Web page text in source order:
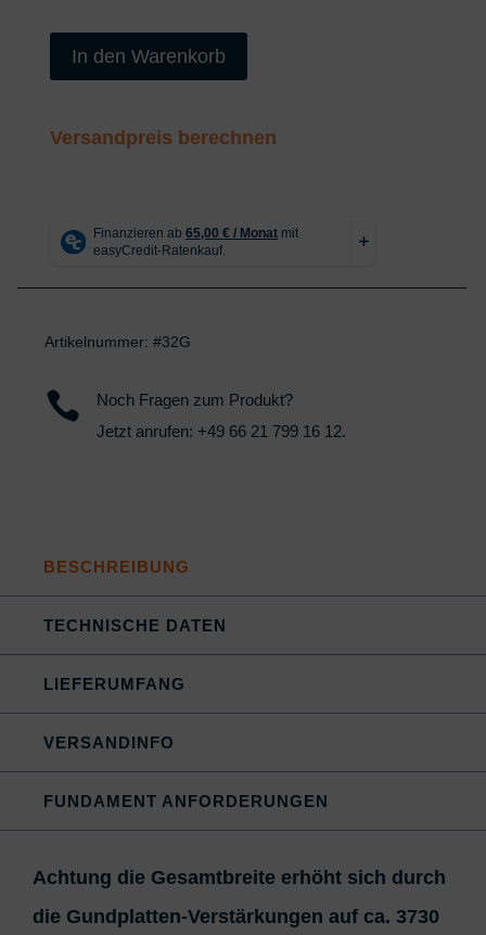
4x3
Menge
In den Warenkorb
Versandpreis berechnen
Artikelnummer:#32G

Noch Fragen zum Produkt?
Jetzt anrufen: +49 66 21 799 16 12.
BESCHREIBUNG
TECHNISCHE DATEN
LIEFERUMFANG
VERSANDINFO
FUNDAMENT ANFORDERUNGEN
Achtung die Gesamtbreite erhöht sich durch
die Gundplatten-Verstärkungen auf ca. 3730